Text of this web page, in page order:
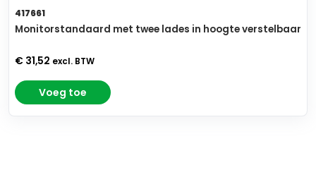
417661
Monitorstandaard met twee lades in hoogte verstelbaar
€ 31,52 excl. BTW
Voeg toe